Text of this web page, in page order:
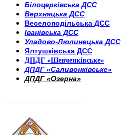
Білоцерківська ДСС
Верхняцька ДСС
Веселоподільська ДСС
Іванівська ДСС
Уладово-Люлинецька ДСС
Ялтушківська ДСС
ДПДГ «Шевченківське»
ДПДГ «Саливонківське»
ДПДГ «Озерна»